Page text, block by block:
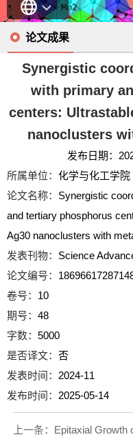
论文成果
Synergistic
with primary
centers:
nanoclusters
发布日期：
所属单位：化学与化工学院
论文名称： Synergistic
and tertiary phosphorus
Ag30 nanoclusters with
发表刊物： Science
论文编号：
卷号： 10
期号：48
字数：5000
是否译文：否
发表时间： 2024-11
发布时间： 2025-05-14
上一条： Epitaxial Growth